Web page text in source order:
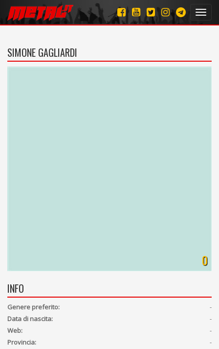
SIMONE GAGLIARDI
0
INFO
Genere preferito:
-
Data di nascita:
-
Web:
-
Provincia:
-